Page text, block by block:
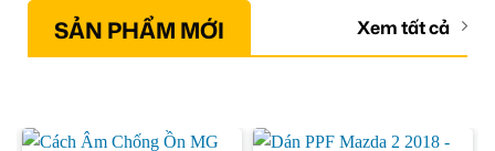
SẢN PHẨM MỚI Xem tất cả